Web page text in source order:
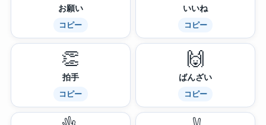
お願い
コピー
いいね
コピー
👏
拍手
コピー
🙌
ばんざい
コピー